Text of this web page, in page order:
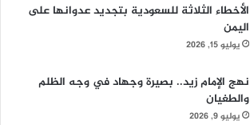
الأخطاء الثلاثة للسعودية بتجديد عدوانها على
اليمن
يوليو 15, 2026
نهج الإمام زيد.. بصيرة وجهاد في وجه الظلم
والطغيان
يوليو 9, 2026